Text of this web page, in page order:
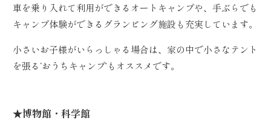
車を乗り入れて利用ができるオートキャンプや、手ぶらでも
キャンプ体験ができるグランピング施設も充実しています。
小さいお子様がいらっしゃる場合は、家の中で小さなテント
を張る‘おうちキャンプ’もオススメです。
★博物館・科学館